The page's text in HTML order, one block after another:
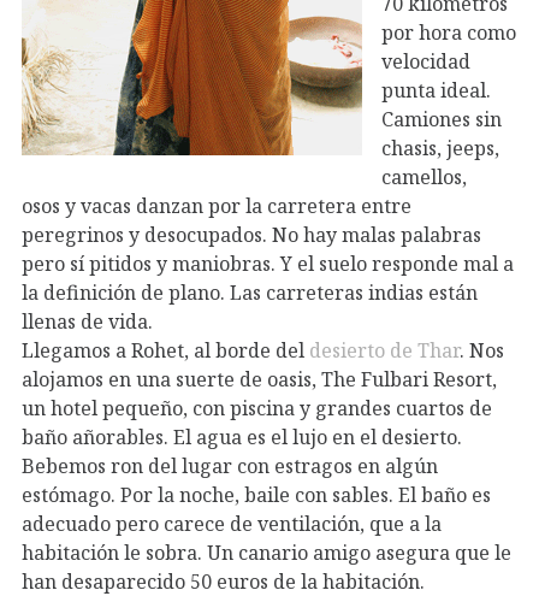
por hora como
velocidad
punta ideal.
Camiones sin
chasis, jeeps,
camellos,
osos y vacas danzan por la carretera entre
peregrinos y desocupados. No hay malas palabras
pero sí pitidos y maniobras. Y el suelo responde mal a
la definición de plano. Las carreteras indias están
llenas de vida.
Llegamos a Rohet, al borde del desierto de Thar. Nos
alojamos en una suerte de oasis, The Fulbari Resort,
un hotel pequeño, con piscina y grandes cuartos de
baño añorables. El agua es el lujo en el desierto.
Bebemos ron del lugar con estragos en algún
estómago. Por la noche, baile con sables. El baño es
adecuado pero carece de ventilación, que a la
habitación le sobra. Un canario amigo asegura que le
han desaparecido 50 euros de la habitación.